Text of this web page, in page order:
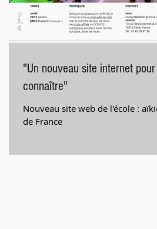
"Un nouveau site internet pour
connaître"
Nouveau site web de l'école :
de France